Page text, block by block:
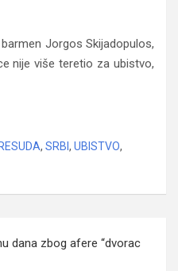
Jorgos Skijadopulos,
nije više teretio za ubistvo,
, SRBI , UBISTVO,
dana zbog afere “dvorac